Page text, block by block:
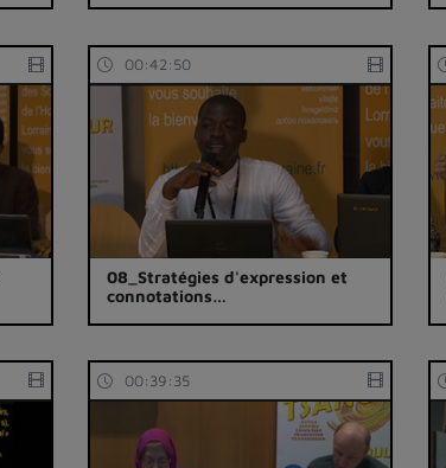
00:42:50
08_Stratégies d'expression et
connotations…
00:39:35